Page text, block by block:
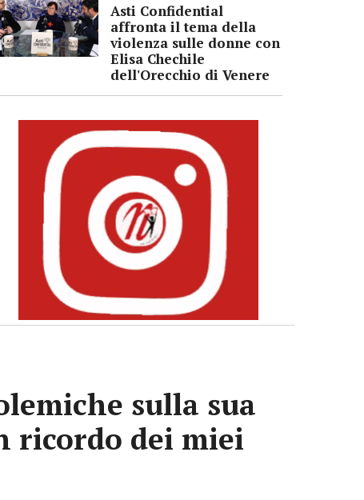
Asti Confidential
affronta il tema della
violenza sulle donne con
Elisa Chechile
dell'Orecchio di Venere
sulla sua
ricordo dei miei